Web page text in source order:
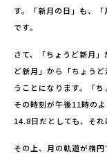
す。「新月の日」も、
です。
さて、「ちょうど新月
ど新月」から「ちょう
うことになります。「
その時刻が午後11時の
14.8日だとしても、それ
その上、月の軌道が楕